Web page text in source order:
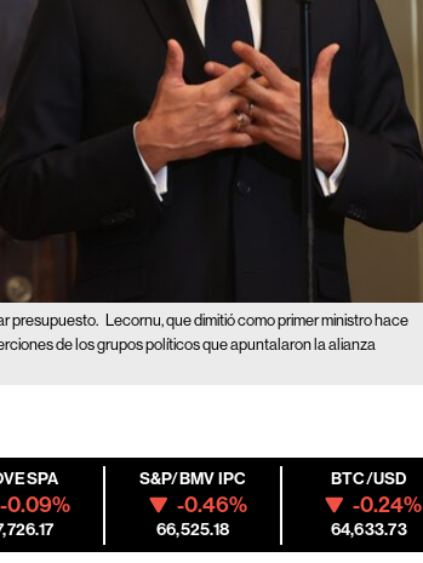
presupuesto. Lecornu, que dimitió como primer ministro hace
de los grupos políticos que apuntalaron la alianza
-0.09%
S&P/BMV IPC
-0.46%
66,525.18
BTC/USD
-0.24%
64,633.73